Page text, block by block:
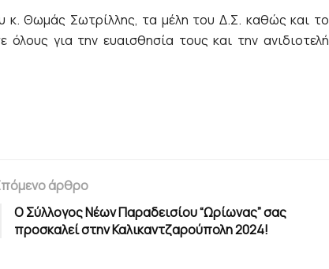
Θωμάς Σωτρίλλης, τα μέλη του Δ.Σ. καθώς και το
για την ευαισθησία τους και την ανιδιοτελή
άρθρο
Ο Σύλλογος Νέων Παραδεισίου “Ωρίωνας” σας
προσκαλεί στην Καλικαντζαρούπολη 2024!